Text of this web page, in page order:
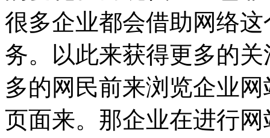
很多企业都会借助网络
务。以此来获得更多的
多的网民前来浏览企业
页面来。那企业在进行